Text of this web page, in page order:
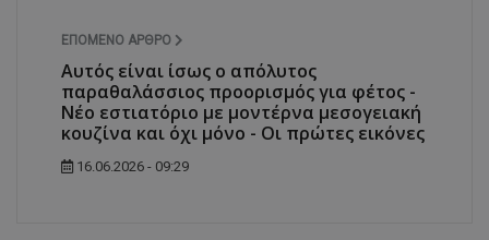
ΕΠΌΜΕΝΟ ΆΡΘΡΟ
Αυτός είναι ίσως ο απόλυτος
παραθαλάσσιος προορισμός για φέτος -
Νέο εστιατόριο με μοντέρνα μεσογειακή
κουζίνα και όχι μόνο - Οι πρώτες εικόνες
16.06.2026 - 09:29